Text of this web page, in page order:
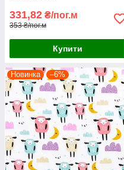
331,82 ₴/пог.м
353 ₴/пог.м
Купити
Новинка –6%